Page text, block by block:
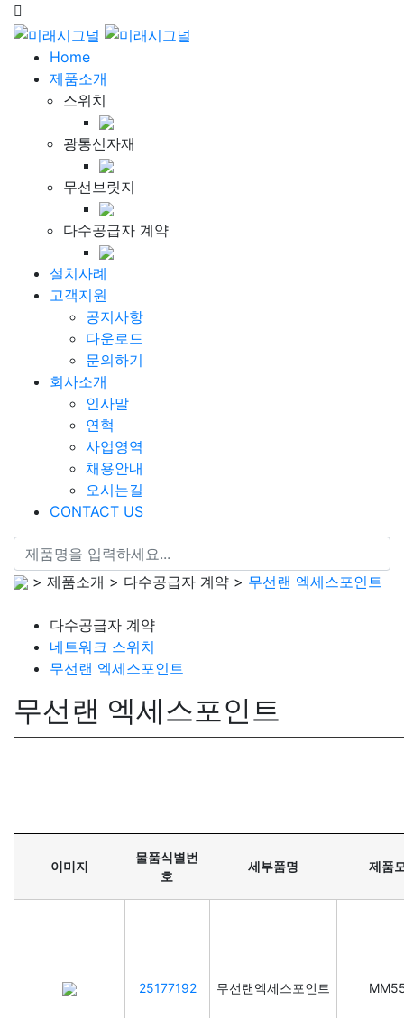
Home
제품소개
스위치
광통신자재
무선브릿지
다수공급자 계약
설치사례
고객지원
공지사항
다운로드
문의하기
회사소개
인사말
연혁
사업영역
채용안내
오시는길
CONTACT US
> 제품소개 > 다수공급자 계약 > 무선랜 엑세스포인트
다수공급자 계약
네트워크 스위치
무선랜 엑세스포인트
무선랜 엑세스포인트
이미지
물품식별번
호
세부품명 제품
25177192 무선랜엑세스포인트